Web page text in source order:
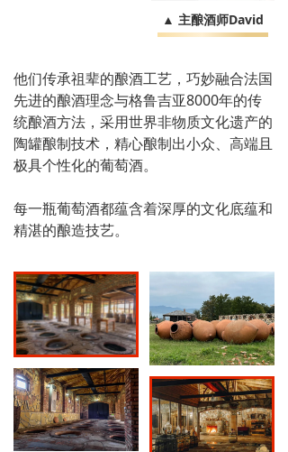
▲ 主酿酒师David
他们传承祖辈的酿酒工艺，巧妙融合法国
先进的酿酒理念与格鲁吉亚8000年的传
统酿酒方法，采用世界非物质文化遗产的
陶罐酿制技术，精心酿制出小众、高端且
极具个性化的葡萄酒。
每一瓶葡萄酒都蕴含着深厚的文化底蕴和
精湛的酿造技艺。